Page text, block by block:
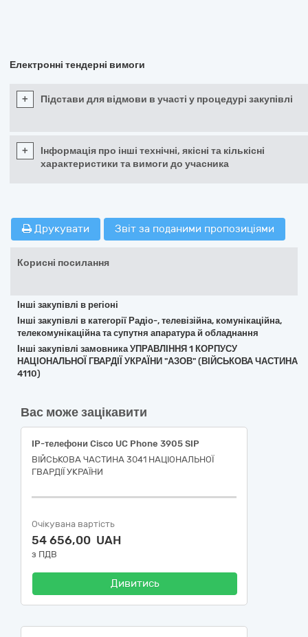
Електронні тендерні вимоги
+ Підстави для відмови в участі у процедурі закупівлі
+
Інформація про інші технічні, якісні та кількісні
характеристики та вимоги до учасника
Друкувати Звіт за поданими пропозиціями
Корисні посилання
Інші закупівлі в регіоні
Інші закупівлі в категорії Радіо-, телевізійна, комунікаційна,
телекомунікаційна та супутня апаратура й обладнання
Інші закупівлі замовника УПРАВЛІННЯ 1 КОРПУСУ
НАЦІОНАЛЬНОЇ ГВАРДІЇ УКРАЇНИ "АЗОВ" (ВІЙСЬКОВА ЧАСТИНА
4110)
Вас може зацікавити
IP-телефони Cisco UC Phone 3905 SIP
ВІЙСЬКОВА ЧАСТИНА 3041 НАЦІОНАЛЬНОЇ
ГВАРДІЇ УКРАЇНИ
Очікувана вартість
54 656,00 UAH
з ПДВ
Дивитись